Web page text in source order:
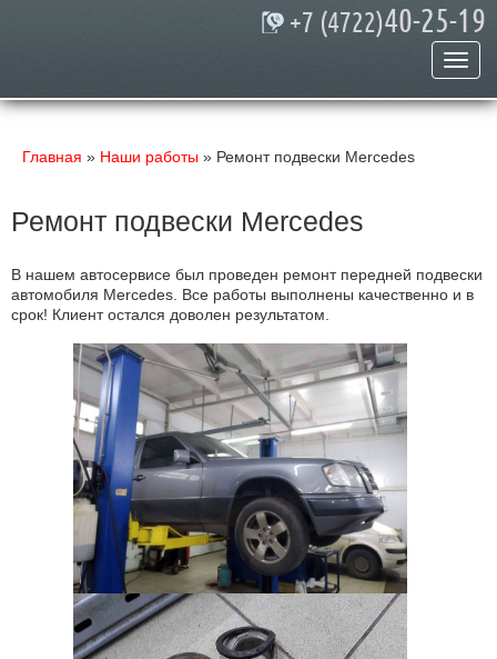
+7 (4722)40-25-19
Главная » Наши работы » Ремонт подвески Mercedes
Ремонт подвески Mercedes
В нашем автосервисе был проведен ремонт передней подвески
автомобиля Mercedes Все работы выполнены качественно и в
срок! Клиент остался доволен результатом.